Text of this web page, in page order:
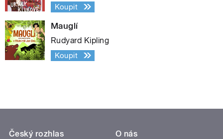
Koupit
Mauglí
Rudyard Kipling
Koupit
Český rozhlas
O nás